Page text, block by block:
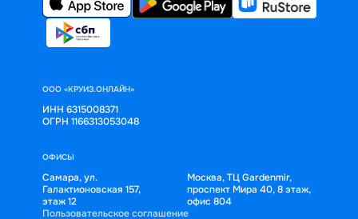
ООО «КРУИЗ.ОНЛАЙН»
ИНН 6315008371
ОГРН 1166313053048
ОФИСЫ
Самара, ул.
Галактионовская 157,
этаж 12
Москва, ТЦ Gardenmir,
проспект Мира 40, 8 этаж,
офис 804
Пользовательское соглашение